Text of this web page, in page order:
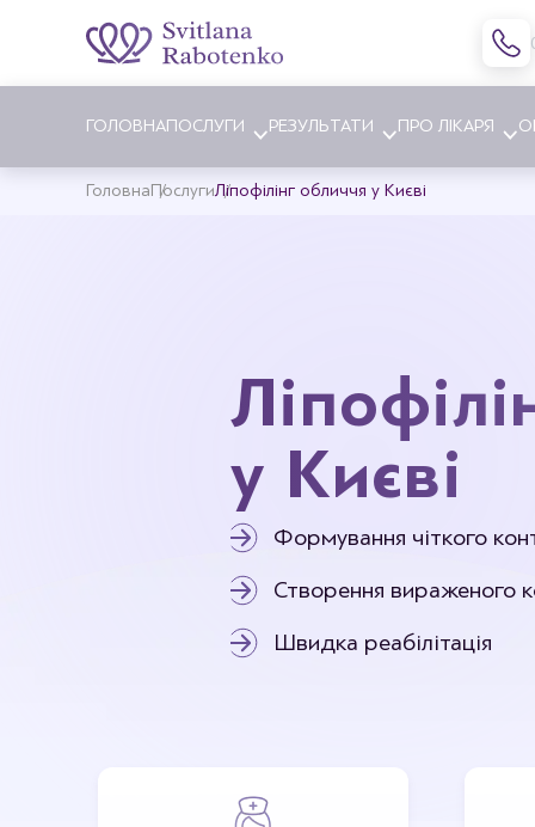
ГОЛОВНАПОСЛУГИ
Ринопластика
Корекція клаповухості
Пластика підборіддя
Платизмопластика
РЕЗУЛЬТАТИ ПРО ЛІКАРЯ
ГоловнаПослугиЛіпофілінг обличчя у Києві
у Києві
Формування чіткого
Створення вираженого
Швидка реабілітація